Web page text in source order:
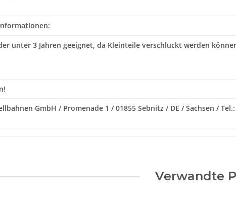
unter 3 Jahren geeignet, da Kleinteile verschluckt werden
GmbH / Promenade 1 / 01855 Sebnitz / DE / Sachsen /
Verwandte